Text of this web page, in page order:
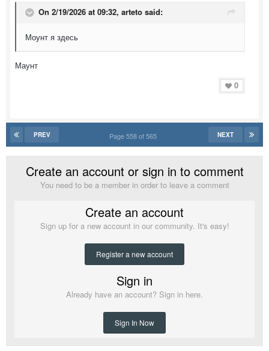
On 2/19/2026 at 09:32, arteto said:
Моунт я здесь
Маунт
0
PREV NEXT
Page 558 of 565
Create an account or sign in to comment
You need to be a member in order to leave a comment
Create an account
Sign up for a new account in our community. It's easy!
Register a new account
Sign in
Already have an account? Sign in here.
Sign In Now